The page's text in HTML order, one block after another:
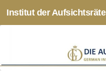
Zum Inhalt springen
Institut der Aufsichtsräte